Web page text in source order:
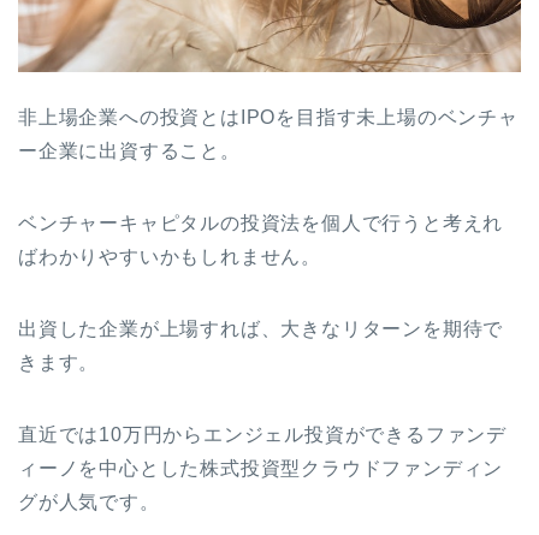
非上場企業への投資とはIPOを目指す未上場のベンチャ
ー企業に出資すること。
ベンチャーキャピタルの投資法を個人で行うと考えれ
ばわかりやすいかもしれません。
出資した企業が上場すれば、大きなリターンを期待で
きます。
直近では10万円からエンジェル投資ができるファンデ
ィーノを中心とした株式投資型クラウドファンディン
グが人気です。